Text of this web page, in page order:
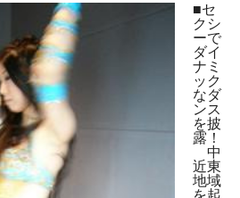
■セ
クシ
ーで
ダイ
ナミ
ック
なダ
ンス
を披
露！
中
近東
地域
を起